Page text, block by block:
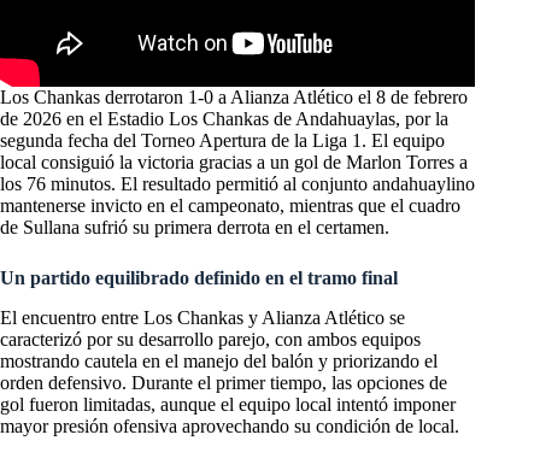
Los Chankas derrotaron 1-0 a Alianza Atlético el 8 de febrero
de 2026 en el Estadio Los Chankas de Andahuaylas, por la
segunda fecha del Torneo Apertura de la Liga 1. El equipo
local consiguió la victoria gracias a un gol de Marlon Torres a
los 76 minutos. El resultado permitió al conjunto andahuaylino
mantenerse invicto en el campeonato, mientras que el cuadro
de Sullana sufrió su primera derrota en el certamen.
Un partido equilibrado definido en el tramo final
El encuentro entre Los Chankas y Alianza Atlético se
caracterizó por su desarrollo parejo, con ambos equipos
mostrando cautela en el manejo del balón y priorizando el
orden defensivo. Durante el primer tiempo, las opciones de
gol fueron limitadas, aunque el equipo local intentó imponer
mayor presión ofensiva aprovechando su condición de local.